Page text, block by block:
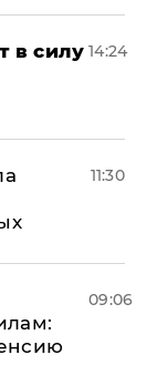
в силу 14:24
11:30
09:06